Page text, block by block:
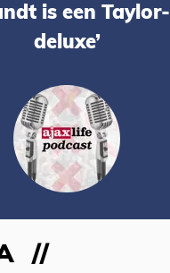
is een Taylor-
deluxe’